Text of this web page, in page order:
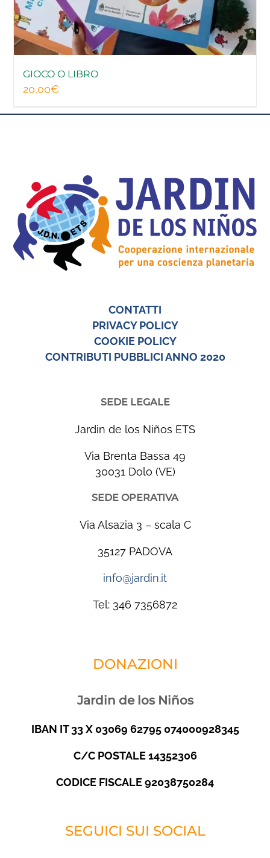
GIOCO O LIBRO
20,00€
CONTATTI
PRIVACY POLICY
COOKIE POLICY
CONTRIBUTI PUBBLICI ANNO 2020
SEDE LEGALE
Jardin de los Niños ETS
Via Brenta Bassa 49
30031 Dolo (VE)
SEDE OPERATIVA
Via Alsazia 3 – scala C
35127 PADOVA
info@jardin.it
Tel: 346 7356872
DONAZIONI
Jardin de los Niños
IBAN IT 33 X 03069 62795 074000928345
C/C POSTALE 14352306
CODICE FISCALE 92038750284
SEGUICI SUI SOCIAL